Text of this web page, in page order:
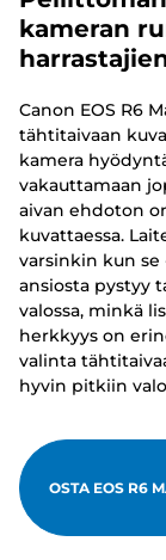
kameran
Canon EOS R6
tähtitaivaan
kamera
vakauttamaan
aivan ehdoton
kuvattaessa.
varsinkin kun se
ansiosta pystyy
valossa, minkä
herkkyys on
valinta
hyvin pitkiin
OSTA EOS R6